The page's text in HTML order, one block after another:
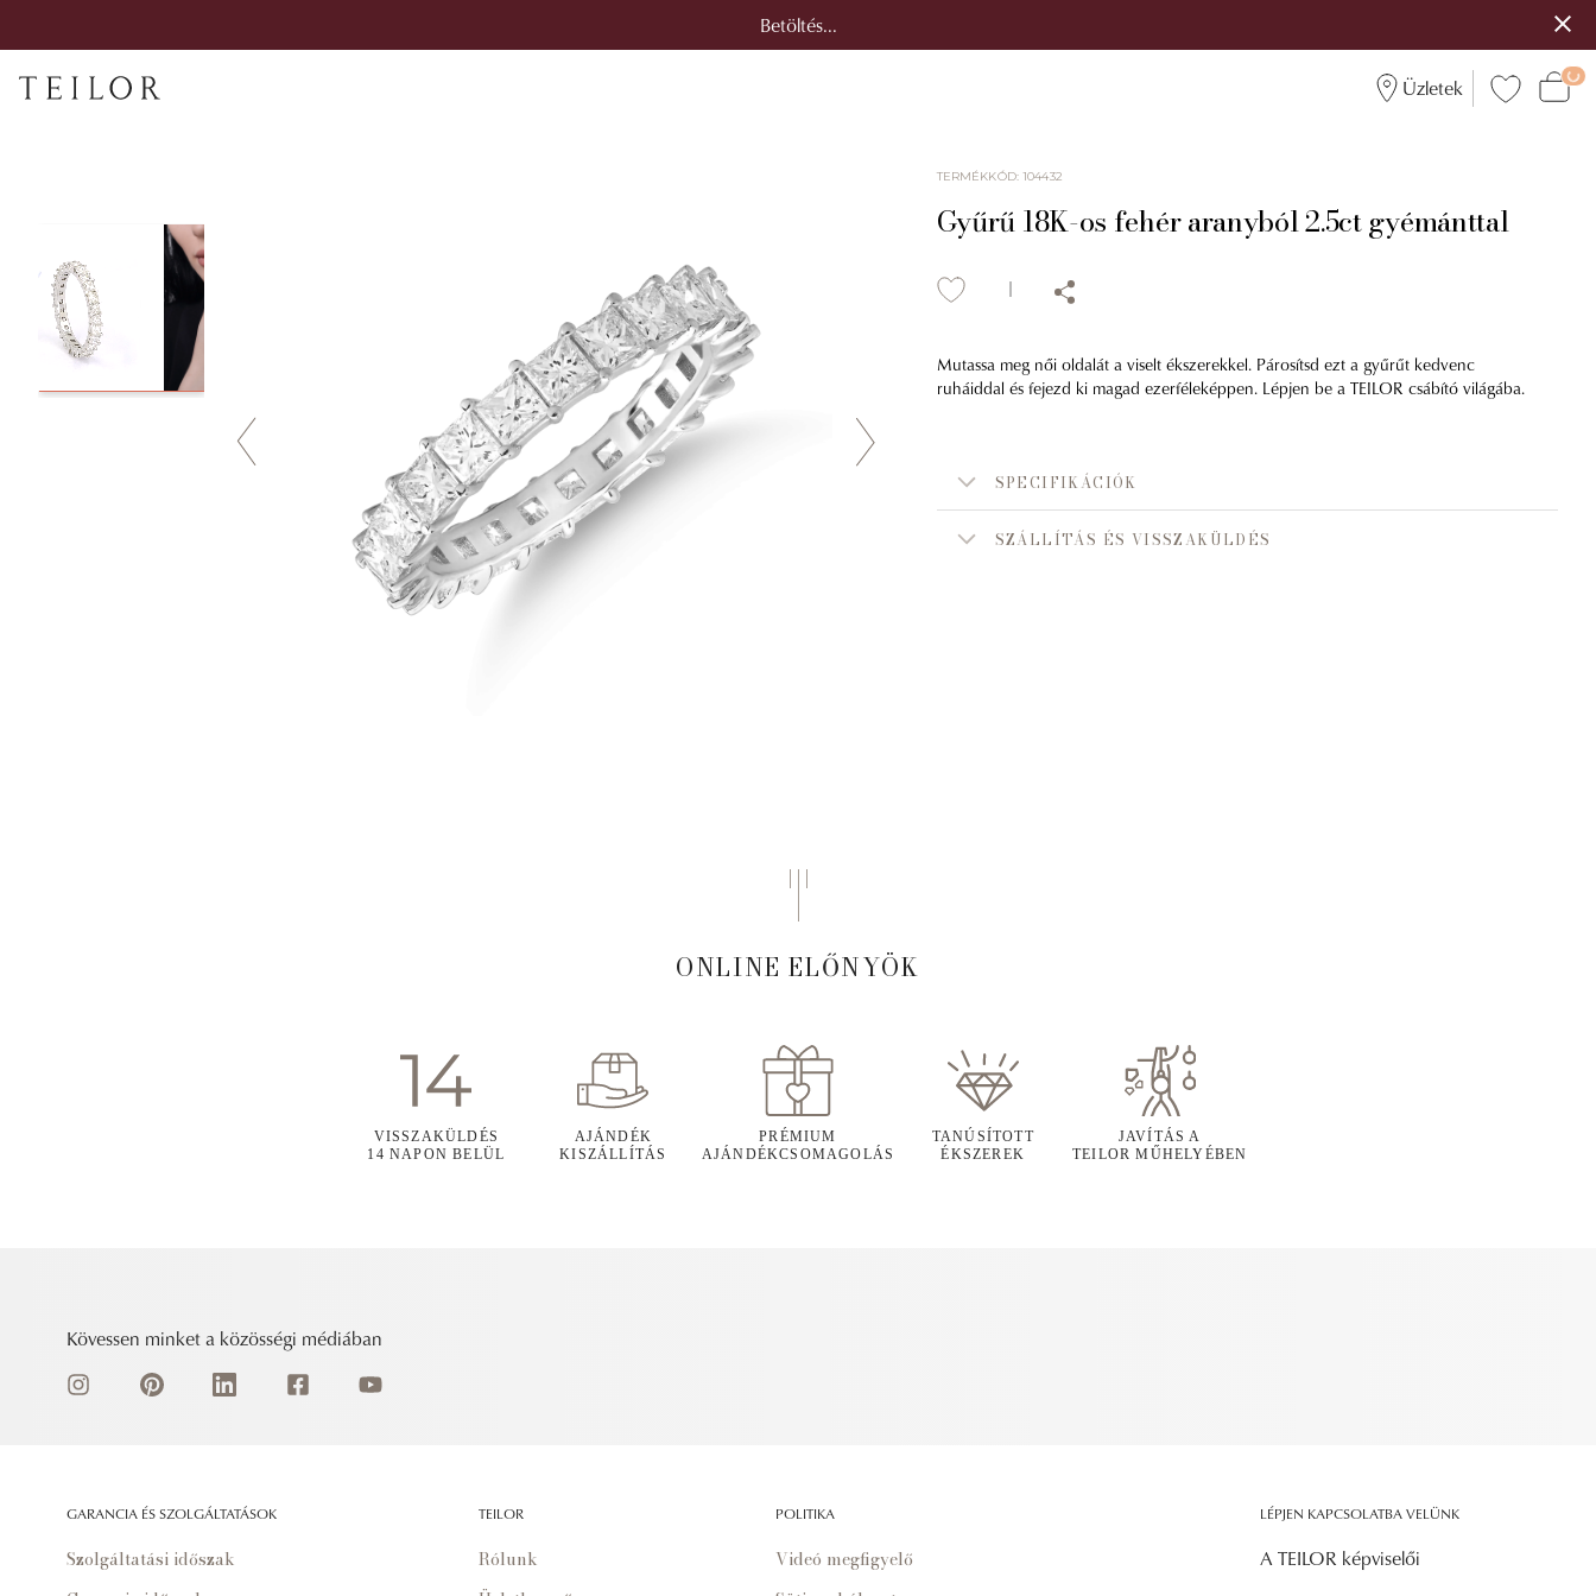
Betöltés...
Üzletek
TERMÉKKÓD:104432
Gyűrű 18K-os fehér aranyból 2.5ct gyémánttal
Mutassa meg női oldalát a viselt ékszerekkel. Párosítsd ezt a gyűrűt kedvenc
ruháiddal és fejezd ki magad ezerféleképpen. Lépjen be a TEILOR csábító világába.
SPECIFIKÁCIÓK
SZÁLLÍTÁS ÉS VISSZAKÜLDÉS
ONLINE ELŐNYÖK
VISSZAKÜLDÉS
14 NAPON BELÜL
AJÁNDÉK
KISZÁLLÍTÁS
PRÉMIUM
AJÁNDÉKCSOMAGOLÁS
TANÚSÍTOTT
ÉKSZEREK
JAVÍTÁS A
TEILOR MŰHELYÉBEN
Kövessen minket a közösségi médiában
GARANCIA ÉS SZOLGÁLTATÁSOK
Szolgáltatási időszak
TEILOR
Rólunk
POLITIKA
Videó megfigyelő
LÉPJEN KAPCSOLATBA VELÜNK
A TEILOR képviselői